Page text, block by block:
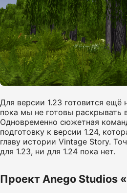
Для версии 1.23 готовится ещё
пока мы не готовы раскрывать
Одновременно сюжетная
подготовку к версии 1.24,
главу истории Vintage Story.
для 1.23, ни для 1.24 пока нет.
Проект Anego Studios